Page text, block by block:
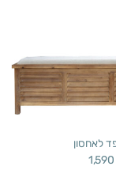
לאחסון
1,590